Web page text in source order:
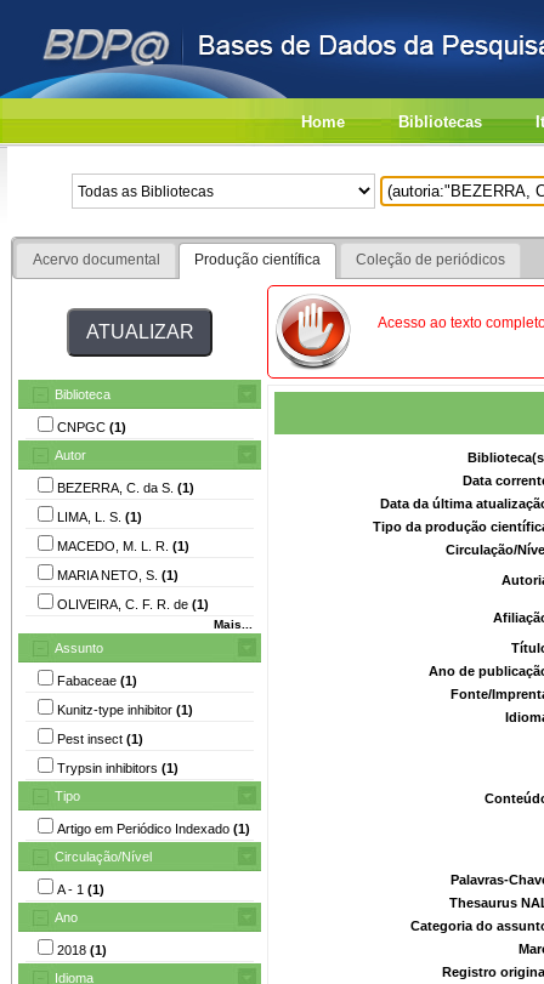
Home Bibliotecas
Acervo documental Produção científica Coleção de periódicos
Biblioteca
CNPGC (1)
Autor
BEZERRA, C. da S. (1)
LIMA, L. S. (1)
MACEDO, M. L. R. (1)
MARIA NETO, S. (1)
OLIVEIRA, C. F. R. de (1)
Mais...
Assunto
Fabaceae (1)
Kunitz-type inhibitor (1)
Pest insect (1)
Trypsin inhibitors (1)
Tipo
Artigo em Periódico Indexado (1)
Circulação/Nível
A - 1 (1)
Ano
2018 (1)
Idioma
Acesso ao texto
Data
Data da última
Tipo da produção
Circulação/
Ano de
Fonte/
Palavras-
Thesaurus
Categoria do
Registro